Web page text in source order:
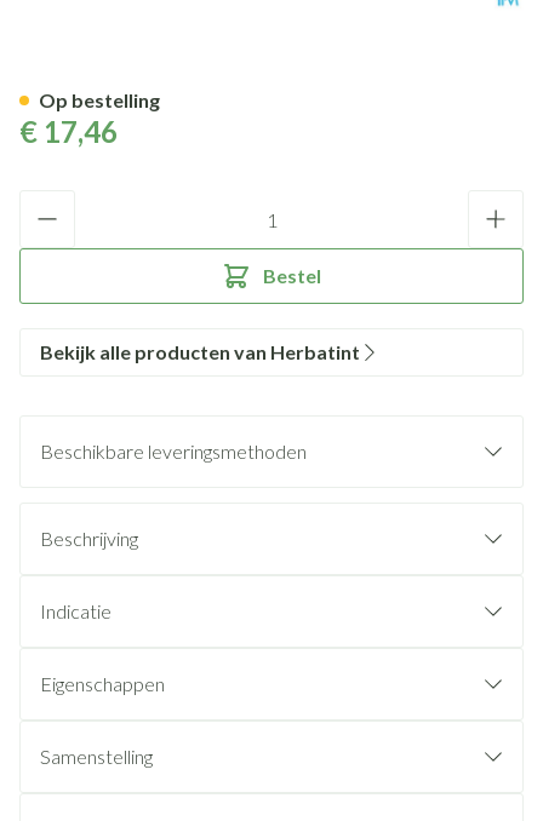
€ 17,46
Bestel
Op bestelling
Bekijk alle producten van Herbatint
Beschikbare leveringsmethoden
Beschrijving
Indicatie
Eigenschappen
Samenstelling